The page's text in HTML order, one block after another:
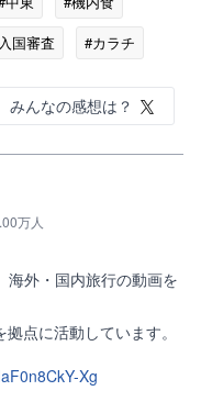
国審査 #カラチ
みんなの感想は？
万人
海外・国内旅行の動画を
点に活動しています。
Xg